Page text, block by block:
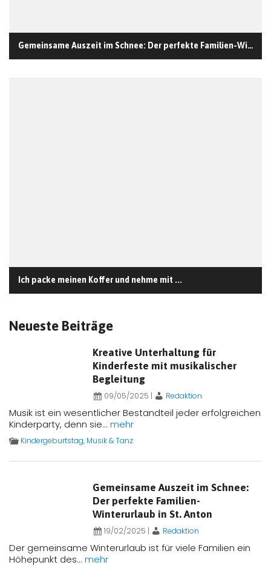
Gemeinsame Auszeit im Schnee: Der perfekte Familien-Winterurlaub in St. Anton
Ich packe meinen Koffer und nehme mit ...
Neueste Beiträge
Kreative Unterhaltung für
Kinderfeste mit musikalischer
Begleitung
09/05/2025 | Redaktion
Musik ist ein wesentlicher Bestandteil jeder erfolgreichen
Kinderparty, denn sie... mehr
Kindergeburtstag, Musik & Tanz
Gemeinsame Auszeit im Schnee:
Der perfekte Familien-
Winterurlaub in St. Anton
19/02/2025 | Redaktion
Der gemeinsame Winterurlaub ist für viele Familien ein
Höhepunkt des... mehr